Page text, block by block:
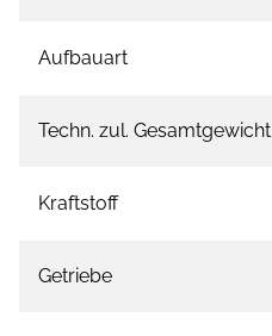
Aufbauart
Techn. zul. Gesamtgewicht
Kraftstoff
Getriebe